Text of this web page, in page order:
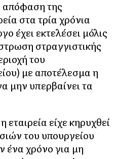
της
στα τρία χρόνια
έχει εκτελέσει μόλις
στραγγιστικής
του
με αποτέλεσμα η
μην υπερβαίνει τα
εταιρεία είχε κηρυχθεί
του υπουργείου
ένα χρόνο για μη